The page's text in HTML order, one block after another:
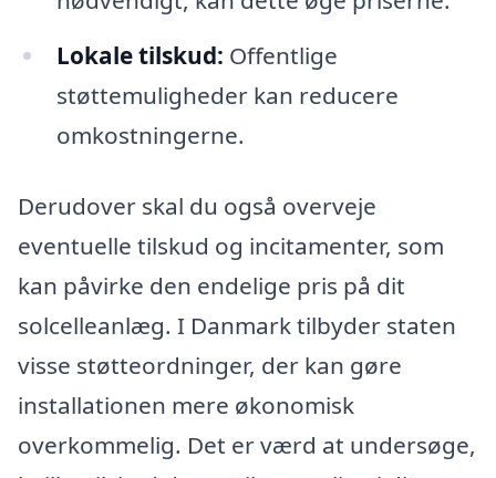
Lokale tilskud: Offentlige
støttemuligheder kan reducere
omkostningerne.
Derudover skal du også overveje
eventuelle tilskud og incitamenter, som
kan påvirke den endelige pris på dit
solcelleanlæg. I Danmark tilbyder staten
visse støtteordninger, der kan gøre
installationen mere økonomisk
overkommelig. Det er værd at undersøge,